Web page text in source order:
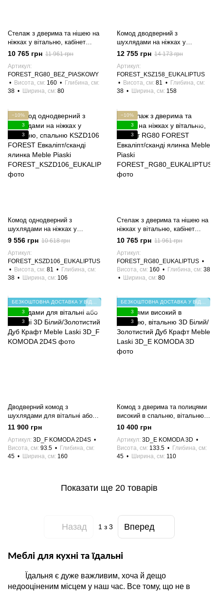
Стелаж з дверима та нішею на
ніжках у вітальню, кабінет
RG80 FOREST Пісочно-
бежевий/сканді ялинка Meble
Piaski
10 765 грн 11 961 грн
Артикул
FOREST_RG80_BEZ_PIASKOWY
Висота, см 160
Глибина, см
38
Ширина, см 80
Комод дводверний з
шухлядами на ніжках у
вітальню KSZ158 FOREST
Евкаліпт/сканді ялинка Meble
Piaski
12 755 грн 14 173 грн
Артикул
FOREST_KSZ158_EUKALIPTUS
Висота, см 81
Глибина, см
38
Ширина, см 158
−10%
3
3
Комод однодверний з
шухлядами на ніжках у
вітальню, спальню KSZD106
FOREST Евкаліпт/сканді
ялинка Meble Piaski
9 556 грн 10 618 грн
Артикул
FOREST_KSZD106_EUKALIPTUS
Висота, см 81
Глибина, см
38
Ширина, см 106
−10%
3
3
Стелаж з дверима та нішею на
ніжках у вітальню, кабінет
RG80 FOREST Евкаліпт/сканді
ялинка Meble Piaski
10 765 грн 11 961 грн
Артикул
FOREST_RG80_EUKALIPTUS
Висота, см 160 Глибина, см 38
Ширина, см 80
3
3
Дводверний комод з
шухлядами для вітальні або
спальні 3D Білий/Золотистий
Дуб Крафт Meble Laski
11 900 грн
Артикул 3D_F KOMODA 2D4S
Висота, см 93.5
Глибина, см
45
Ширина, см 160
3
3
Комод з дверима та полицями
високий в спальню, вітальню
3D Білий/Золотистий Дуб
Крафт Meble Laski
10 400 грн
Артикул 3D_E KOMODA 3D
Висота, см 133.5
Глибина, см
45
Ширина, см 110
Показати ще 20 товарів
Назад 1 з 3 Вперед
Меблі для кухні та їдальні
Їдальня є дуже важливим, хоча й дещо
недооціненим місцем у наш час. Все тому, що не в